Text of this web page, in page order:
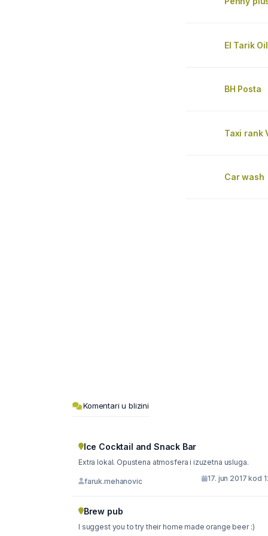
El Tarik Oil
BH Posta
Taxi rank
Car wash
Komentari u blizini
Ice Cocktail and Snack Bar
Extra lokal. Opustena atmosfera i izuzetna usluga.
faruk.mehanovic 17. jun 2017 kod
Brew pub
I suggest you to try their home made orange beer :)